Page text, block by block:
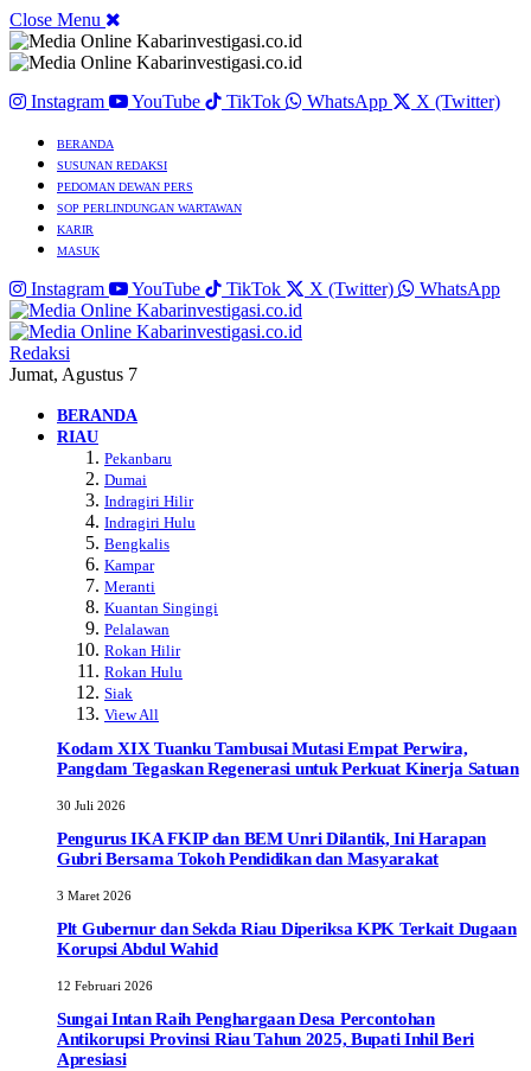
Close Menu
Instagram YouTube TikTok WhatsApp X (Twitter)
BERANDA
SUSUNAN REDAKSI
PEDOMAN DEWAN PERS
SOP PERLINDUNGAN WARTAWAN
KARIR
MASUK
Instagram YouTube TikTok X (Twitter) WhatsApp
Redaksi
Jumat, Agustus 7
BERANDA
RIAU
Pekanbaru
Dumai
Indragiri Hilir
Indragiri Hulu
Bengkalis
Kampar
Meranti
Kuantan Singingi
Pelalawan
Rokan Hilir
Rokan Hulu
Siak
View All
Kodam XIX Tuanku Tambusai Mutasi Empat Perwira,
Pangdam Tegaskan Regenerasi untuk Perkuat Kinerja Satuan
30 Juli 2026
Pengurus IKA FKIP dan BEM Unri Dilantik, Ini Harapan
Gubri Bersama Tokoh Pendidikan dan Masyarakat
3 Maret 2026
Plt Gubernur dan Sekda Riau Diperiksa KPK Terkait Dugaan
Korupsi Abdul Wahid
12 Februari 2026
Sungai Intan Raih Penghargaan Desa Percontohan
Antikorupsi Provinsi Riau Tahun 2025, Bupati Inhil Beri
Apresiasi